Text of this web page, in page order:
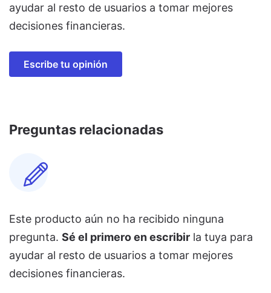
ayudar al resto de usuarios a tomar mejores
decisiones financieras.
Escribe tu opinión
Preguntas relacionadas
Este producto aún no ha recibido ninguna
pregunta. Sé el primero en escribir la tuya para
ayudar al resto de usuarios a tomar mejores
decisiones financieras.